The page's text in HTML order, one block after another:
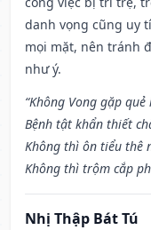
danh vọng cũng uy
mọi mặt, nên tránh
như ý.
“Không Vong gặp quẻ
Bệnh tật khẩn thiết
Không thì ôn tiểu thê
Không thì trộm cắp
Nhị Thập Bát Tú